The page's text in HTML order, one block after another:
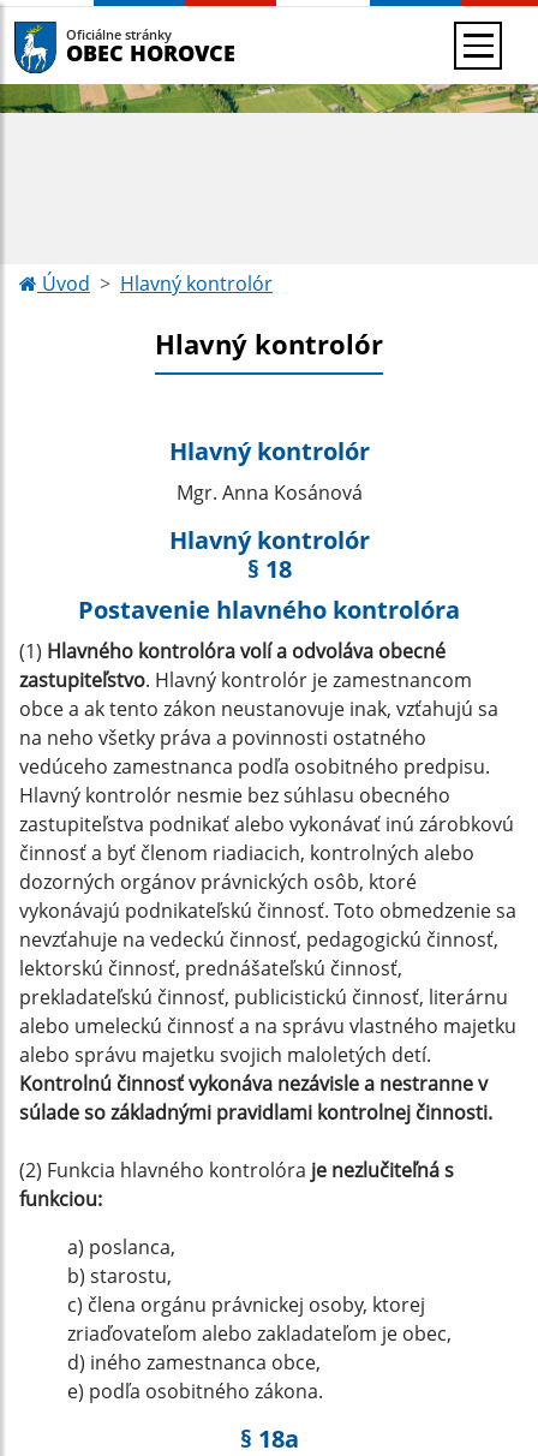
Oficiálne stránky
OBEC HOROVCE
Úvod Hlavný kontrolór
Hlavný kontrolór
Hlavný kontrolór
Mgr. Anna Kosánová
Hlavný kontrolór
§ 18
Postavenie hlavného kontrolóra
(1) Hlavného kontrolóra volí a odvoláva obecné
zastupiteľstvo. Hlavný kontrolór je zamestnancom
obce a ak tento zákon neustanovuje inak, vzťahujú sa
na neho všetky práva a povinnosti ostatného
vedúceho zamestnanca podľa osobitného predpisu.
Hlavný kontrolór nesmie bez súhlasu obecného
zastupiteľstva podnikať alebo vykonávať inú zárobkovú
činnosť a byť členom riadiacich, kontrolných alebo
dozorných orgánov právnických osôb, ktoré
vykonávajú podnikateľskú činnosť. Toto obmedzenie sa
nevzťahuje na vedeckú činnosť, pedagogickú činnosť,
lektorskú činnosť, prednášateľskú činnosť,
prekladateľskú činnosť, publicistickú činnosť, literárnu
alebo umeleckú činnosť a na správu vlastného majetku
alebo správu majetku svojich maloletých detí.
Kontrolnú činnosť vykonáva nezávisle a nestranne v
súlade so základnými pravidlami kontrolnej činnosti.
(2) Funkcia hlavného kontrolóra je nezlučiteľná s
funkciou:
a) poslanca,
b) starostu,
c) člena orgánu právnickej osoby, ktorej
zriaďovateľom alebo zakladateľom je obec,
d) iného zamestnanca obce,
e) podľa osobitného zákona.
§ 18a